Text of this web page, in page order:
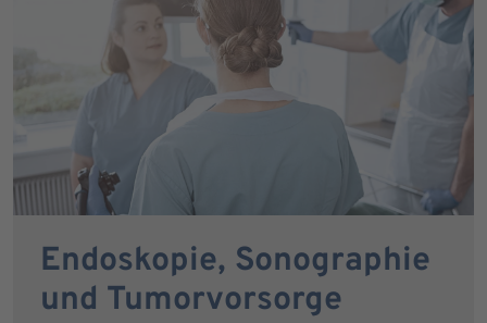
Endoskopie, Sonographie
und Tumorvorsorge